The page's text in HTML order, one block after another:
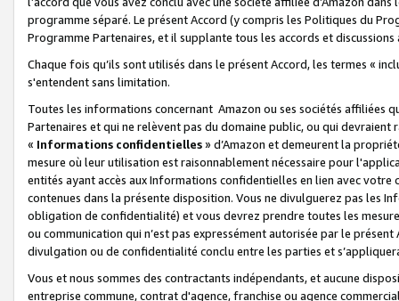
programme séparé. Le présent Accord (y compris les Politiques du
Programme Partenaires, et il supplante tous les accords et discussions
Chaque fois qu’ils sont utilisés dans le présent Accord, les termes «
s'entendent sans limitation.
Toutes les informations concernant Amazon ou ses sociétés affiliées
Partenaires et qui ne relèvent pas du domaine public, ou qui
« Informations confidentielles» d’Amazon et demeurent la
mesure où leur utilisation est raisonnablement nécessaire pour
entités ayant accès aux Informations confidentielles en lien avec
contenues dans la présente disposition. Vous ne divulguerez pas les
obligation de confidentialité) et vous devrez prendre toutes les
ou communication qui n’est pas expressément autorisée par le
divulgation ou de confidentialité conclu entre les parties et
Vous et nous sommes des contractants indépendants, et aucune
entreprise commune, contrat d'agence, franchise ou agence